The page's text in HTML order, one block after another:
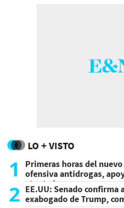
LO + VISTO
1
Primeras horas del
ofensiva antidrogas,
atentado
2 EE.UU: Senado confirma
exabogado de Trump,